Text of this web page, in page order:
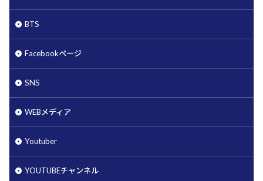
BTS
Facebookページ
SNS
WEBメディア
Youtuber
YOUTUBEチャンネル